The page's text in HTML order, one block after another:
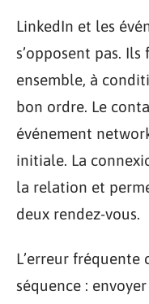
LinkedIn et les
s’opposent pas.
ensemble, à
bon ordre. Le
événement
initiale. La
la relation et
deux rendez-vous.
L’erreur fréquente
séquence :